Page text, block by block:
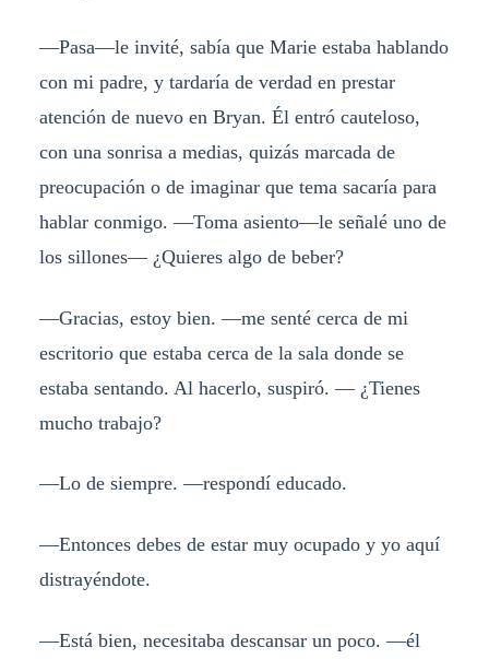
—Pasa—le invité, sabía que Marie estaba hablando
con mi padre, y tardaría de verdad en prestar
atención de nuevo en Bryan. Él entró cauteloso,
con una sonrisa a medias, quizás marcada de
preocupación o de imaginar que tema sacaría para
hablar conmigo. —Toma asiento—le señalé uno de
los sillones— ¿Quieres algo de beber?
—Gracias, estoy bien. —me senté cerca de mi
escritorio que estaba cerca de la sala donde se
estaba sentando. Al hacerlo, suspiró. — ¿Tienes
mucho trabajo?
—Lo de siempre. —respondí educado.
—Entonces debes de estar muy ocupado y yo aquí
distrayéndote.
—Está bien, necesitaba descansar un poco. —él